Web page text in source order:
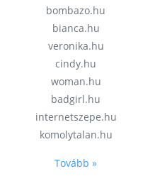
bombazo.hu
bianca.hu
veronika.hu
cindy.hu
woman.hu
badgirl.hu
internetszepe.hu
komolytalan.hu
Tovább »